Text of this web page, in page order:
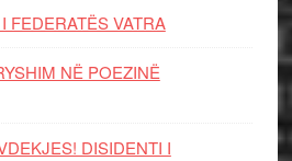
FEDERATËS VATRA
NË POEZINË
DISIDENTI I